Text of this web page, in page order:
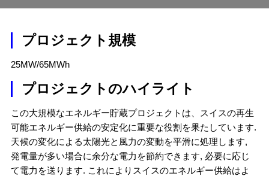
プロジェクト規模
25MW/65MWh
プロジェクトのハイライト
この大規模なエネルギー貯蔵プロジェクトは、スイスの再生
可能エネルギー供給の安定化に重要な役割を果たしています.
天候の変化による太陽光と風力の変動を平滑に処理します,
発電量が多い場合に余分な電力を節約できます, 必要に応じ
て電力を送ります. これによりスイスのエネルギー供給はよ